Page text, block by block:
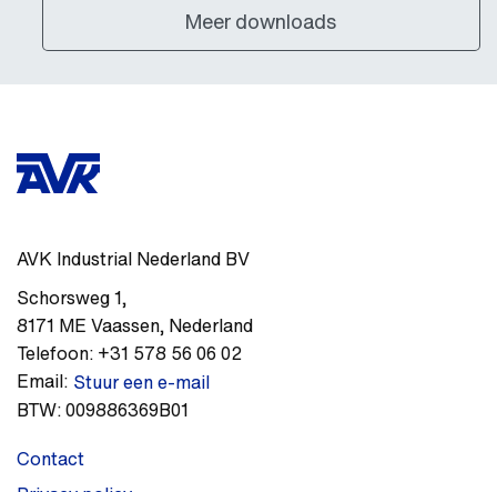
Meer downloads
AVK Industrial Nederland BV
Schorsweg 1,
8171 ME Vaassen, Nederland
Telefoon: +31 578 56 06 02
Email: Stuur een e-mail
BTW:009886369B01
Contact